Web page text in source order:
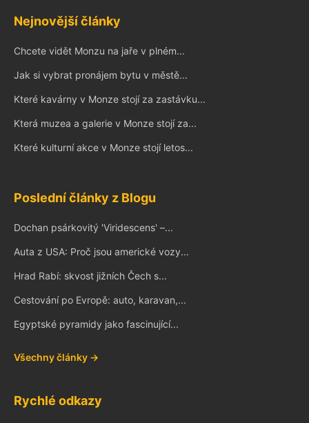
Nejnovější články
Chcete vidět Monzu na jaře v plném...
Jak si vybrat pronájem bytu v městě...
Které kavárny v Monze stojí za zastávku...
Která muzea a galerie v Monze stojí za...
Které kulturní akce v Monze stojí letos...
Poslední články z Blogu
Dochan psárkovitý 'Viridescens' –...
Auta z USA: Proč jsou americké vozy...
Hrad Rabí: skvost jižních Čech s...
Cestování po Evropě: auto, karavan,...
Egyptské pyramidy jako fascinující...
Všechny články →
Rychlé odkazy